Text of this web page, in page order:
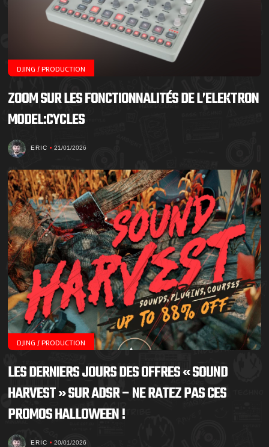
DJING / PRODUCTION
ZOOM SUR LES FONCTIONNALITÉS DE L’ELEKTRON
MODEL:CYCLES
ERIC 21/01/2026
DJING / PRODUCTION
LES DERNIERS JOURS DES OFFRES « SOUND
HARVEST » SUR ADSR – NE RATEZ PAS CES
PROMOS HALLOWEEN !
ERIC 20/01/2026